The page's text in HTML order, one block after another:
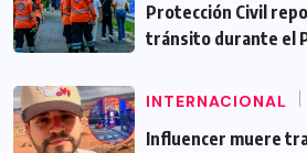
Protección Civil
tránsito durante el
INTERNACIONAL
Influencer muere